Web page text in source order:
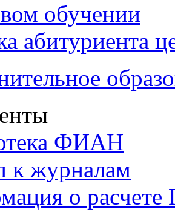
обучении
абитуриента
ФИАН
к журналам
о